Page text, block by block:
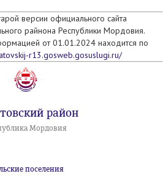
версии официального сайта
райнона Республики Мордовия.
от 01.01.2024 находится по
r13.gosweb.gosuslugi.ru/
район
Мордовия
поселения